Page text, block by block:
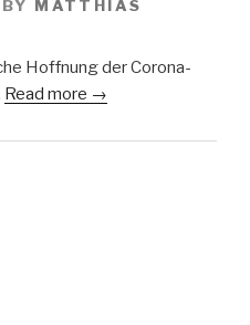
BY MATTHIAS
Hoffnung der Corona-
Read more →